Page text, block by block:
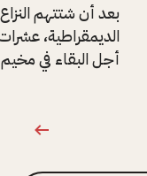
بعد أن شتتهم النزاع
الديمقراطية،
أجل البقاء في